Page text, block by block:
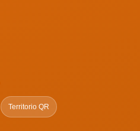
Territorio QR